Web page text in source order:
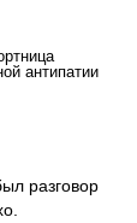
антипатии
разговор